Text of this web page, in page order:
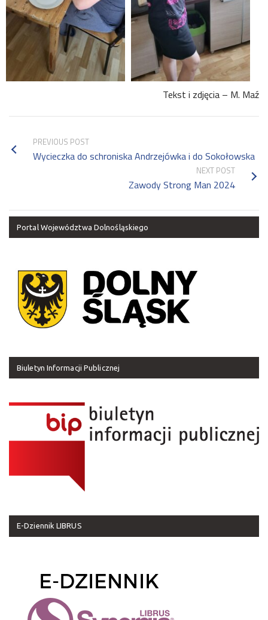
Tekst i zdjęcia – M. Maź
PREVIOUS POST
Wycieczka do schroniska Andrzejówka i do Sokołowska
NEXT POST
Zawody Strong Man 2024
Portal Województwa Dolnośląskiego
Biuletyn Informacji Publicznej
E-Dziennik LIBRUS